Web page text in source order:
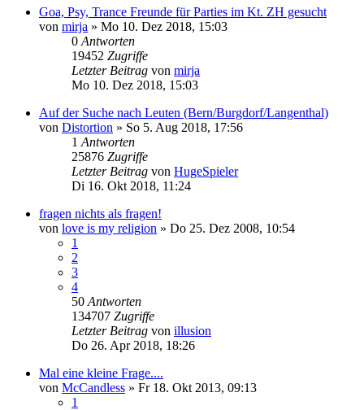
Goa, Psy, Trance Freunde für Parties im Kt. ZH gesucht
von mirja » Mo 10. Dez 2018, 15:03
0 Antworten
19452 Zugriffe
Letzter Beitrag von mirja
Mo 10. Dez 2018, 15:03
Auf der Suche nach Leuten (Bern/Burgdorf/Langenthal)
von Distortion » So 5. Aug 2018, 17:56
1 Antworten
25876 Zugriffe
Letzter Beitrag von HugeSpieler
Di 16. Okt 2018, 11:24
fragen nichts als fragen!
von love is my religion » Do 25. Dez 2008, 10:54
1
2
3
4
50 Antworten
134707 Zugriffe
Letzter Beitrag von illusion
Do 26. Apr 2018, 18:26
Mal eine kleine Frage....
von McCandless » Fr 18. Okt 2013, 09:13
1